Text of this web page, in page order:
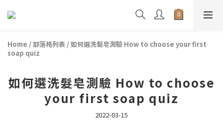
Home / 部落格列表 /如何選洗髮皂測驗 How to choose your first
soap quiz
如何選洗髮皂測驗 How to choose
your first soap quiz
2022-03-15